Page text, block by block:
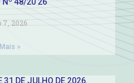
Nº 48/20 26
7, 2026
»
31 DE JULHO DE 2026.